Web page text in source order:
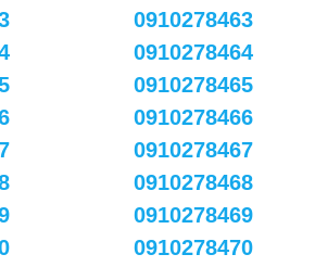
0910278463
0910278464
0910278465
0910278466
0910278467
0910278468
0910278469
0910278470